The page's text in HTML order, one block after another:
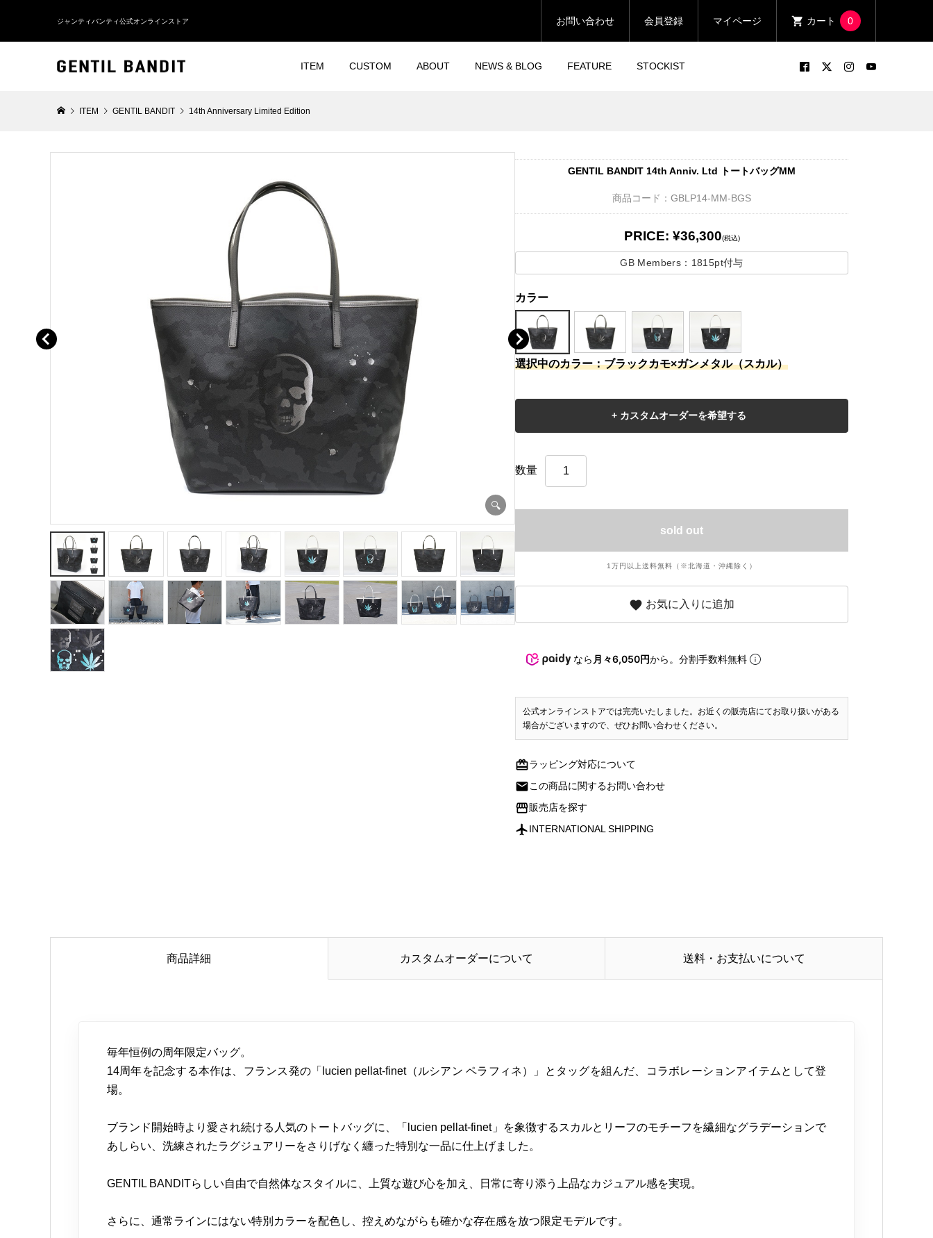
ジャンティバンティ公式オンラインストア お問い合わせ 会員登録 マイページ カート 0
ITEM CUSTOM ABOUT NEWS & BLOG FEATURE STOCKIST
ITEM GENTIL BANDIT 14th Anniversary Limited Edition
GENTIL BANDIT 14th Anniv. Ltd トートバッグMM
商品コード：GBLP14-MM-BGS
PRICE: ¥36,300(税込)
GB Members： 1815pt付与
カラー
選択中のカラー：ブラックカモ×ガンメタル（スカル）
数量
sold out
1万円以上送料無料（※北海道・沖縄除く）
favorite お気に入りに追加
なら 月々6,050円から。分割手数料無料
公式オンラインストアでは完売いたしました。お近くの販売店にてお取り扱いがある
場合がございますので、ぜひお問い合わせください。
redeemラッピング対応について
mailこの商品に関するお問い合わせ
storefront販売店を探す
flightINTERNATIONAL SHIPPING
商品詳細 カスタムオーダーについて 送料・お支払いについて
毎年恒例の周年限定バッグ。
14周年を記念する本作は、フランス発の「lucien pellat-finet（ルシアン ペラフィネ）」とタッグを組んだ、コラボレーションアイテムとして登
場。
ブランド開始時より愛され続ける人気のトートバッグに、「lucien pellat-finet」を象徴するスカルとリーフのモチーフを繊細なグラデーションで
あしらい、洗練されたラグジュアリーをさりげなく纏った特別な一品に仕上げました。
GENTIL BANDITらしい自由で自然体なスタイルに、上質な遊び心を加え、日常に寄り添う上品なカジュアル感を実現。
さらに、通常ラインにはない特別カラーを配色し、控えめながらも確かな存在感を放つ限定モデルです。